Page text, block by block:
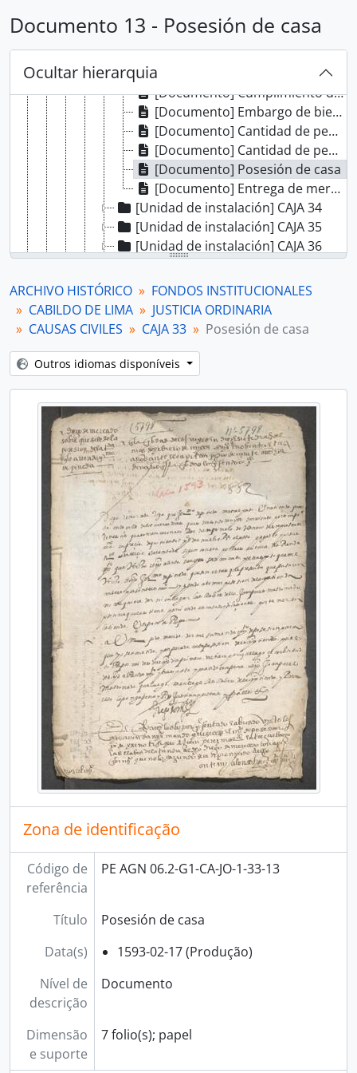
Documento 13 - Posesión de casa
Ocultar hierarquia
[Documento] Cantidad de pesos
[Documento] Cumplimiento de testamento
[Documento] Cantidad de pesos
[Documento] Entrega de indios
[Documento] Cumplimiento de testamento
[Documento] Embargo de bienes
[Documento] Cantidad de pesos
[Documento] Cantidad de pesos
[Documento] Posesión de casa
[Documento] Entrega de mercaderías
[Unidad de instalación] CAJA 34
[Unidad de instalación] CAJA 35
[Unidad de instalación] CAJA 36
[Unidad de instalación] CAJA 38
[Unidad de instalación] CAJA 39
[Unidad de instalación] CAJA 40
[Unidad de instalación] CAJA 41
[Unidad de instalación] CAJA 42
[Unidad de instalación] CAJA 43
[Unidad de instalación] CAJA 44
[Unidad de instalación] CAJA 45
[Unidad de instalación] CAJA 46
[Unidad de instalación] CAJA 47
[Unidad de instalación] CAJA 48
[Unidad de instalación] CAJA 49
[Unidad de instalación] CAJA 50
[Unidad de instalación] CAJA 51
[Unidad de instalación] CAJA 52
[Unidad de instalación] CAJA 53
[Unidad de instalación] CAJA 54
[Unidad de instalación] CAJA 55
[Unidad de instalación] CAJA 56
[Unidad de instalación] CAJA 57
[Unidad de instalación] CAJA 58
[Unidad de instalación] CAJA 59
[Unidad de instalación] CAJA 60
[Unidad de instalación] CAJA 61
[Unidad de instalación] CAJA 62
[Unidad de instalación] CAJA 63
[Unidad de instalación] CAJA 64
[Unidad de instalación] CAJA 66
[Unidad de instalación] CAJA 67
[Unidad de instalación] CAJA 69
[Unidad de instalación] CAJA 71
[Unidad de instalación] CAJA 73
[Unidad de instalación] CAJA 75
[Unidad de instalación] CAJA 77
ARCHIVO HISTÓRICO
FONDOS INSTITUCIONALES
CABILDO DE LIMA
JUSTICIA ORDINARIA
CAUSAS CIVILES
CAJA 33 Posesión de casa
Outros idiomas disponíveis
Zona de identificação
Código de
referência
PE AGN 06.2-G1-CA-JO-1-33-13
Título
Posesión de casa
Data(s)
1593-02-17 (Produção)
Nível de
descrição
Documento
Dimensão
e suporte
7 folio(s); papel